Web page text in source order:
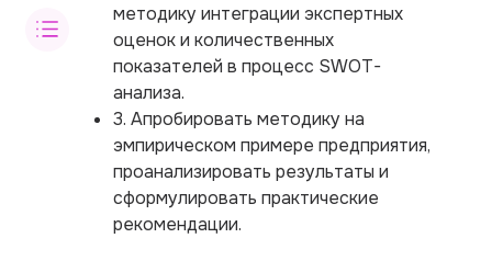
методику интеграции экспертных
оценок и количественных
показателей в процесс SWOT-
анализа.
3. Апробировать методику на
эмпирическом примере предприятия,
проанализировать результаты и
сформулировать практические
рекомендации.